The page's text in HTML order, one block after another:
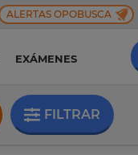
ALERTAS OPOBUSCA
EXÁMENES
FILTRAR